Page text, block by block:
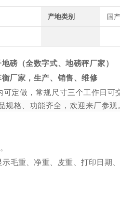
产地类别 国产
磅（全数字式、地磅秤厂家）
衡厂家，生产、销售、维修
可定做，常规尺寸三个工作日可
格、功能齐全，欢迎来厂参观
毛重、净重、皮重、打印日期